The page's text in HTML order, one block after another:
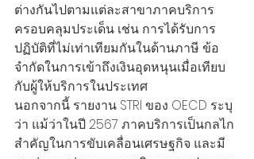
ต่างกันไปตามแต่ละสาขาภาคบริการ
ครอบคลุมประเด็น เช่น การได้รับการ
ปฏิบัติที่ไม่เท่าเทียมกันในด้านภาษี ข้อ
จำกัดในการเข้าถึงเงินอุดหนุนเมื่อเทียบ
กับผู้ให้บริการในประเทศ
นอกจากนี้ รายงาน STRI ของ OECD ระบุ
ว่า แม้ว่าในปี 2567 ภาคบริการเป็นกลไก
สำคัญในการขับเคลื่อนเศรษฐกิจ และมี